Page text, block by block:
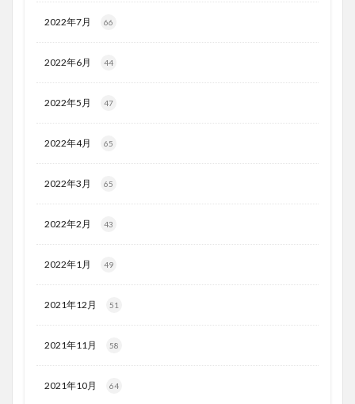
2022年7月 66
2022年6月 44
2022年5月 47
2022年4月 65
2022年3月 65
2022年2月 43
2022年1月 49
2021年12月 51
2021年11月 58
2021年10月 64